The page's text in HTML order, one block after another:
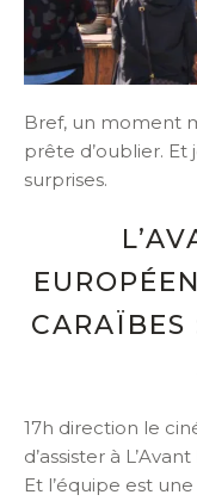
Bref, un moment
prête d’oublier. Et
surprises.
CARAÏBES
17h direction le
d’assister à
Et l’équipe est une